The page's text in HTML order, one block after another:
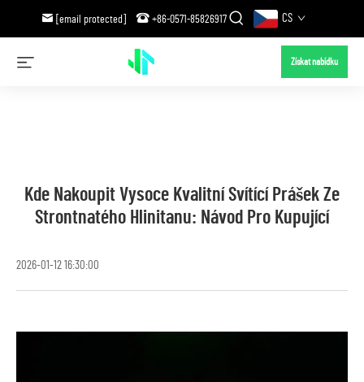
[email protected] +86-0571-85826917 CS
Získat nabídku
Kde Nakoupit Vysoce Kvalitní Svítící Prášek Ze
Strontnatého Hlinitanu: Návod Pro Kupující
2026-01-12 16:30:00